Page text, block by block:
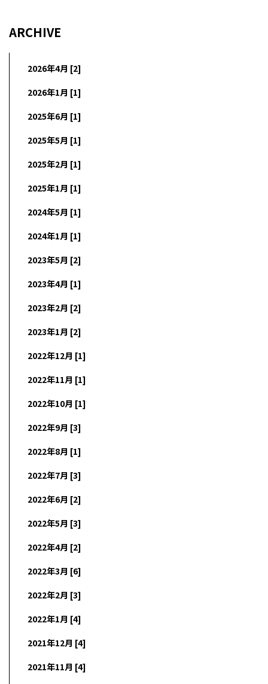
ARCHIVE
2026年4月 [2]
2026年1月 [1]
2025年6月 [1]
2025年5月 [1]
2025年2月 [1]
2025年1月 [1]
2024年5月 [1]
2024年1月 [1]
2023年5月 [2]
2023年4月 [1]
2023年2月 [2]
2023年1月 [2]
2022年12月 [1]
2022年11月 [1]
2022年10月 [1]
2022年9月 [3]
2022年8月 [1]
2022年7月 [3]
2022年6月 [2]
2022年5月 [3]
2022年4月 [2]
2022年3月 [6]
2022年2月 [3]
2022年1月 [4]
2021年12月 [4]
2021年11月 [4]